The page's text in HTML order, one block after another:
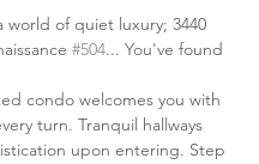
world of quiet luxury; 3440
#504... You've found
condo welcomes you with
turn. Tranquil hallways
upon entering. Step